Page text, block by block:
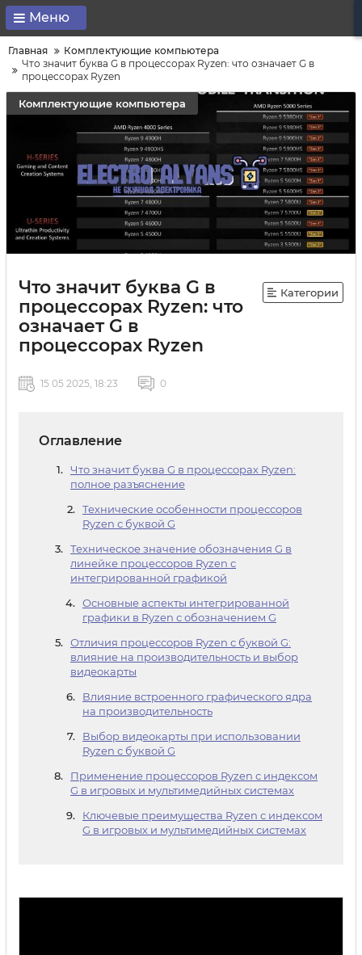
Меню
Главная
Комплектующие компьютера
Что значит буква G в процессорах Ryzen: что означает G в
процессорах Ryzen
Комплектующие компьютера
Что значит буква G в
процессорах Ryzen: что
означает G в
процессорах Ryzen
Категории
15 05 2025, 18:23 0
Оглавление
Что значит буква G в процессорах Ryzen:
полное разъяснение
Технические особенности процессоров
Ryzen с буквой G
Техническое значение обозначения G в
линейке процессоров Ryzen с
интегрированной графикой
Основные аспекты интегрированной
графики в Ryzen с обозначением G
Отличия процессоров Ryzen с буквой G:
влияние на производительность и выбор
видеокарты
Влияние встроенного графического ядра
на производительность
Выбор видеокарты при использовании
Ryzen с буквой G
Применение процессоров Ryzen с индексом
G в игровых и мультимедийных системах
Ключевые преимущества Ryzen с индексом
G в игровых и мультимедийных системах